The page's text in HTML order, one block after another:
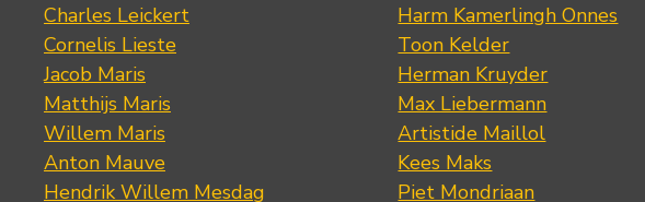
Charles Leickert
Cornelis Lieste
Jacob Maris
Matthijs Maris
Willem Maris
Anton Mauve
Hendrik Willem Mesdag
Harm Kamerlingh Onnes
Toon Kelder
Herman Kruyder
Max Liebermann
Artistide Maillol
Kees Maks
Piet Mondriaan